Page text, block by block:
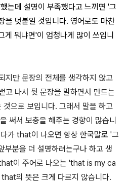
는데 설명이 부족했다고 느끼면 '그
을 덧붙일 것입니다. 영어로도 마찬
게 뭐냐면'이 엄청나게 많이 쓰입니
지만 문장의 전체를 생각하지 않고
고 나서 뒷 문장을 말하면서 만드는
으로 보입니다. 그래서 말을 하고
써서 보충을 해주는 경향이 많습니
가 that이 나오면 항상 한국말로 '그
부분을 더 설명하려는구나 하고 생
이 주어로 나오는 'that is my ca
의 뜻은 크게 다르지 않습니다.